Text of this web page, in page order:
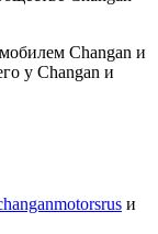
Changan и
у Changan и
и